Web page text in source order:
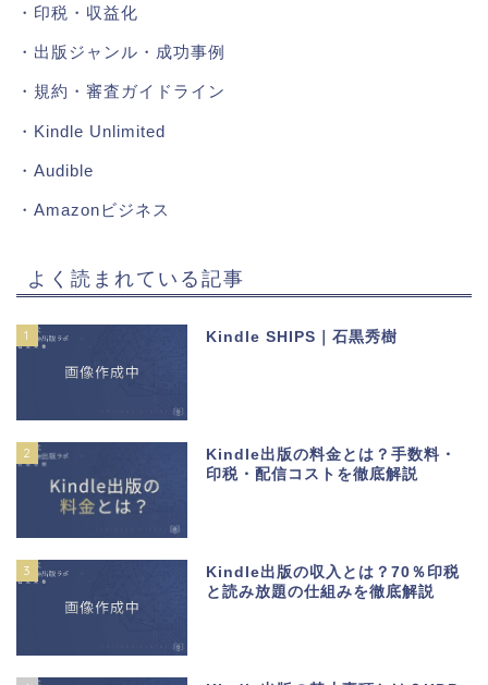
・ 印税・収益化
・ 出版ジャンル・成功事例
・ 規約・審査ガイドライン
・ Kindle Unlimited
・ Audible
・ Amazonビジネス
よく読まれている記事
1 Kindle SHIPS｜石黒秀樹
2
Kindle出版の料金とは？手数料・
印税・配信コストを徹底解説
3
Kindle出版の収入とは？70％印税
と読み放題の仕組みを徹底解説